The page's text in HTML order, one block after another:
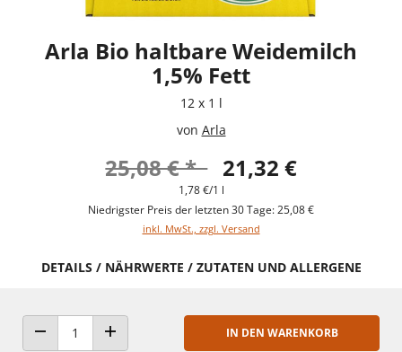
Arla Bio haltbare Weidemilch
1,5% Fett
12 x 1 l
von Arla
25,08 € * 21,32 €
1,78 €/1 l
Niedrigster Preis der letzten 30 Tage: 25,08 €
inkl. MwSt., zzgl. Versand
DETAILS / NÄHRWERTE / ZUTATEN UND ALLERGENE
ANZAHL VERRINGERNANZAHL ERHÖHEN
IN DEN WARENKORB